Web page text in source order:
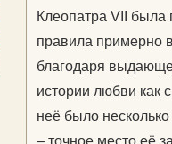
Клеопатра VII была
правила примерно
благодаря
истории любви как
неё было
– точное место её